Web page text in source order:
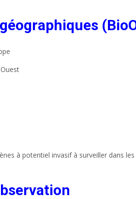
à potentiel invasif à surveiller dans